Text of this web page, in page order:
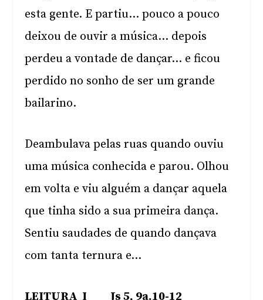
esta gente. E partiu… pouco a pouco
deixou de ouvir a música… depois
perdeu a vontade de dançar… e ficou
perdido no sonho de ser um grande
bailarino.
Deambulava pelas ruas quando ouviu
uma música conhecida e parou. Olhou
em volta e viu alguém a dançar aquela
que tinha sido a sua primeira dança.
Sentiu saudades de quando dançava
com tanta ternura e…
LEITURA I Js 5, 9a.10-12